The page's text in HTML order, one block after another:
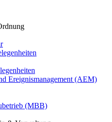
Ereignismanagement (AEM)
(MBB)